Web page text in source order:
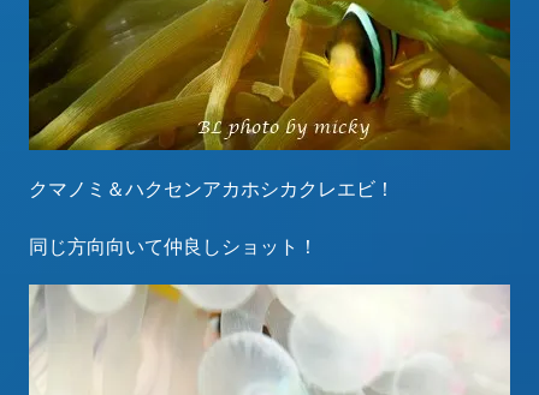
クマノミ＆ハクセンアカホシカクレエビ！
同じ方向向いて仲良しショット！